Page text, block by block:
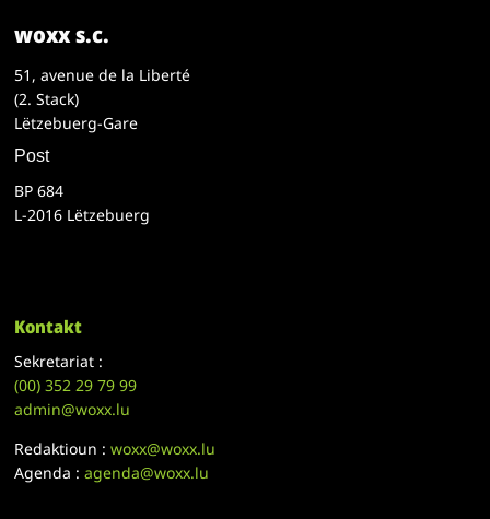
woxx s.c.
51, avenue de la Liberté
(2. Stack)
Lëtzebuerg-Gare
Post
BP 684
L-2016 Lëtzebuerg
Kontakt
Sekretariat :
(00)352 29 79 99
admin@woxx.lu
Redaktioun :woxx@woxx.lu
Agenda :agenda@woxx.lu